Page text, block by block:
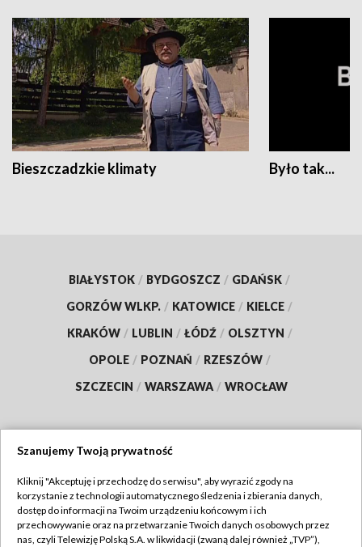
Bieszczadzkie klimaty Było tak...
BIAŁYSTOK / BYDGOSZCZ / GDAŃSK /
GORZÓW WLKP. / KATOWICE / KIELCE /
KRAKÓW / LUBLIN / ŁÓDŹ / OLSZTYN /
OPOLE / POZNAŃ / RZESZÓW /
SZCZECIN / WARSZAWA / WROCŁAW
TVP
Abonament TVP
Regulamin TVP
Szanujemy Twoją prywatność
Kliknij "Akceptuję i przechodzę do serwisu", aby wyrazić zgody na
korzystanie z technologii automatycznego śledzenia i zbierania danych,
dostęp do informacji na Twoim urządzeniu końcowym i ich
przechowywanie oraz na przetwarzanie Twoich danych osobowych przez
nas, czyli Telewizję Polską S.A. w likwidacji (zwaną dalej również „TVP”),